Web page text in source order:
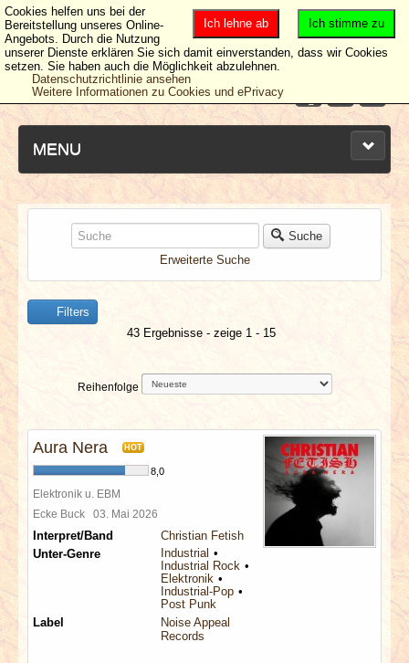
MENU
NEUESTE ARTIKEL
NEWS & DATES
BERICHTE
VERLOSUNGEN
SPECIALS
REDAKTION
LINKS
Suche
Erweiterte Suche
Filters
43 Ergebnisse - zeige 1 - 15
Reihenfolge
Aura Nera HOT
8,0
Elektronik u. EBM
Ecke Buck 03. Mai 2026
Interpret/Band
Christian Fetish
Unter-Genre
Industrial
Industrial Rock
Elektronik
Industrial-Pop
Post Punk
Label
Noise Appeal
Records
Ich stimme zu
Ich lehne ab
Cookies helfen uns bei der
Bereitstellung unseres Online-
Angebots. Durch die Nutzung
unserer Dienste erklären Sie sich damit einverstanden, dass wir Cookies
setzen. Sie haben auch die Möglichkeit abzulehnen.
Datenschutzrichtlinie ansehen
Weitere Informationen zu Cookies und ePrivacy